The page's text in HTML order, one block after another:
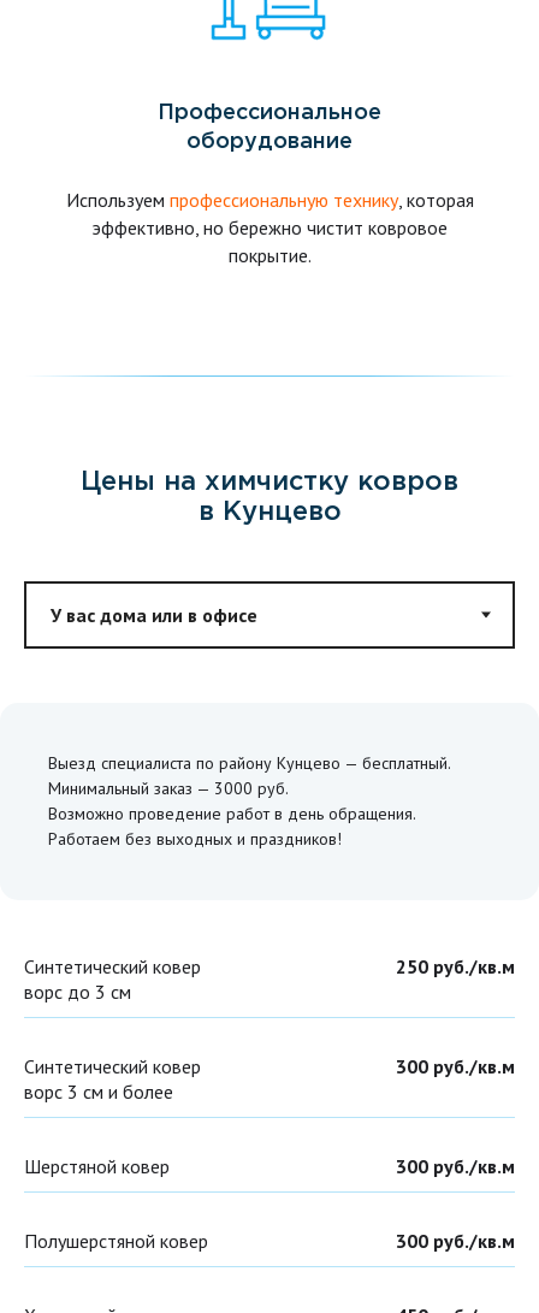
Профессиональное
оборудование
Используем профессиональную технику, которая
эффективно, но бережно чистит ковровое
покрытие.
Цены на химчистку ковров
в Кунцево
Выезд специалиста по району Кунцево — бесплатный.
Минимальный заказ — 3000 руб.
Возможно проведение работ в день обращения.
Работаем без выходных и праздников!
Синтетический ковер
ворс до 3 см
250 руб./кв.м
Синтетический ковер
ворс 3 см и более
300 руб./кв.м
Шерстяной ковер 300 руб./кв.м
Полушерстяной ковер 300 руб./кв.м